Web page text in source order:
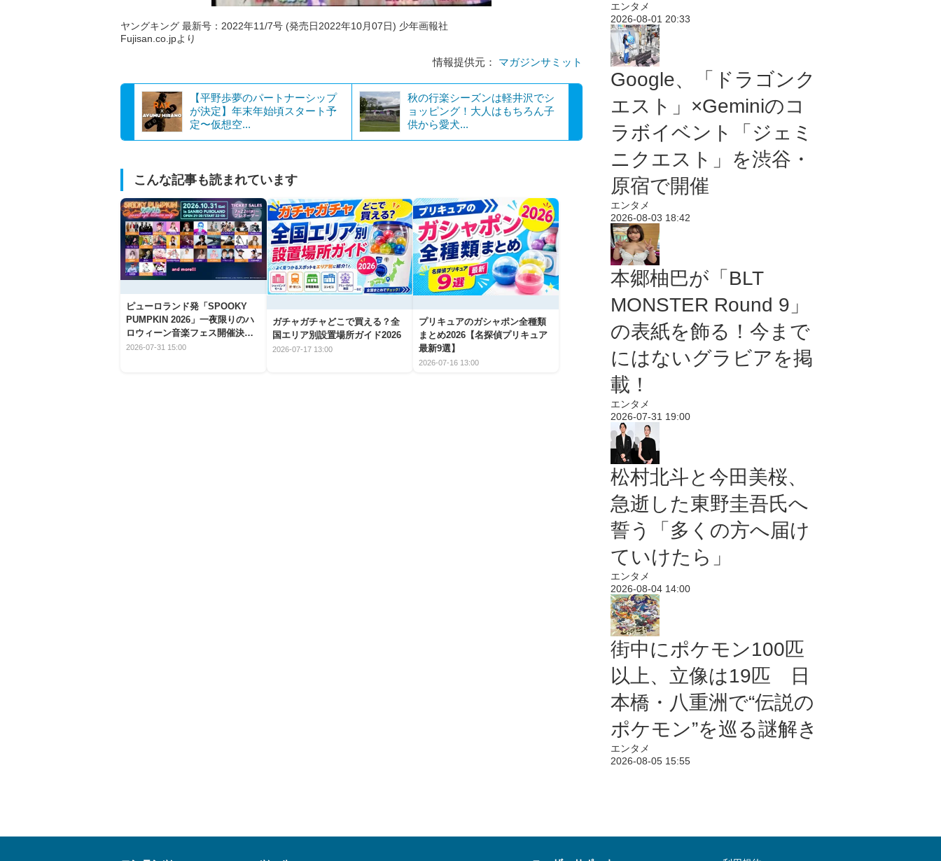
ヤングキング 最新号：2022年11/7号 (発売日2022年10月07日) 少年画報社
Fujisan.co.jpより
情報提供元： マガジンサミット
【平野歩夢のパートナーシップ
が決定】年末年始頃スタート予
定〜仮想空...
秋の行楽シーズンは軽井沢でシ
ョッピング！大人はもちろん子
供から愛犬...
こんな記事も読まれています
ピューロランド発「SPOOKY
PUMPKIN 2026」一夜限りのハ
ロウィーン音楽フェス開催決
定！
2026-07-31 15:00
ガチャガチャどこで買える？全
国エリア別設置場所ガイド2026
2026-07-17 13:00
プリキュアのガシャポン全種類
まとめ2026【名探偵プリキュア
最新9選】
2026-07-16 13:00
エンタメ
2026-08-01 20:33
Google、「ドラゴンク
エスト」×Geminiのコ
ラボイベント「ジェミ
ニクエスト」を渋谷・
原宿で開催
エンタメ
2026-08-03 18:42
本郷柚巴が「BLT
MONSTER Round 9」
の表紙を飾る！今まで
にはないグラビアを掲
載！
エンタメ
2026-07-31 19:00
松村北斗と今田美桜、
急逝した東野圭吾氏へ
誓う「多くの方へ届け
ていけたら」
エンタメ
2026-08-04 14:00
街中にポケモン100匹
以上、立像は19匹 日
本橋・八重洲で“伝説の
ポケモン”を巡る謎解き
エンタメ
2026-08-05 15:55